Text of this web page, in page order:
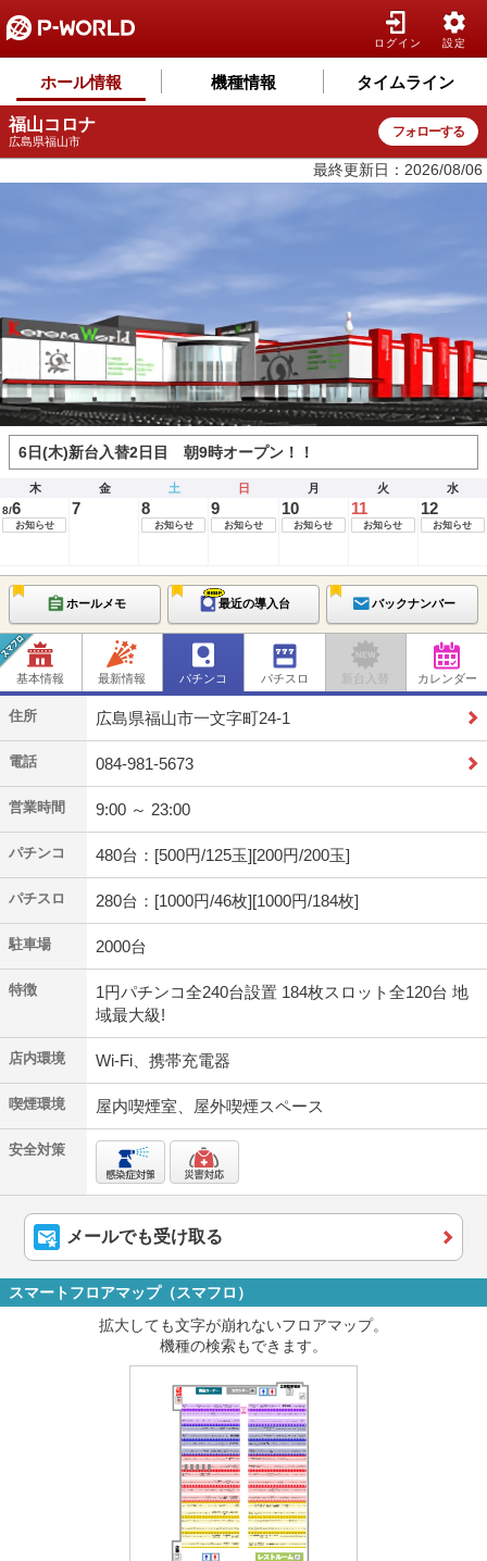
ログイン 設定
ホール情報 機種情報 タイムライン
福山コロナ
広島県福山市
フォローする
最終更新日：2026/08/06
6日(木)新台入替2日目 朝9時オープン！！
木 金 土 日 月 火 水
8/6
お知らせ
7 8
お知らせ
9
お知らせ
10
お知らせ
11
お知らせ
12
お知らせ
ホールメモ 最近の導入台 バックナンバー
基本情報 最新情報 パチンコ パチスロ 新台入替 カレンダー
住所 広島県福山市一文字町24-1
電話 084-981-5673
営業時間 9:00 ～ 23:00
パチンコ 480台：[500円/125玉][200円/200玉]
パチスロ 280台：[1000円/46枚][1000円/184枚]
駐車場 2000台
特徴
1円パチンコ全240台設置 184枚スロット全120台 地
域最大級!
店内環境 Wi-Fi、携帯充電器
喫煙環境 屋内喫煙室、屋外喫煙スペース
安全対策
メールでも受け取る
スマートフロアマップ（スマフロ）
拡大しても文字が崩れないフロアマップ。
機種の検索もできます。